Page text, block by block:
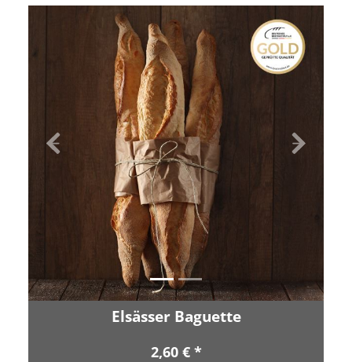
Zurück Vor
Elsässer Baguette
2,60 € *